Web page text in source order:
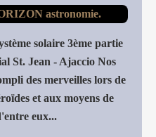
solaire 3ème partie
St. Jean - Ajaccio Nos
des merveilles lors de
et aux moyens de
eux...